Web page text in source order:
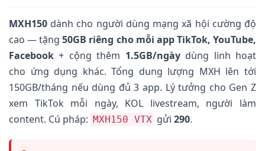
MXH150 dành cho người dùng mạng xã hội cường độ
cao — tặng50GB riêng cho mỗi app TikTok, YouTube,
Facebook + cộng thêm 1.5GB/ngàydùng linh hoạt
cho ứng dụng khác. Tổng dung lượng MXH lên tới
150GB/tháng nếu dùng đủ 3 app. Lý tưởng cho Gen Z
xem TikTok mỗi ngày, KOL livestream, người làm
content. Cú pháp: MXH150 VTX gửi 290.